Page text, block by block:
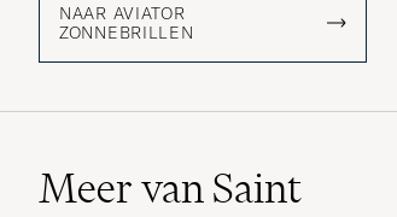
NAAR AVIATOR
ZONNEBRILLEN
Meer van Saint